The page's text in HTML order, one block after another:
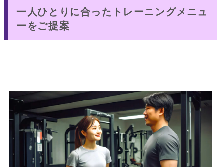
一人ひとりに合ったトレーニングメニュ
ーをご提案